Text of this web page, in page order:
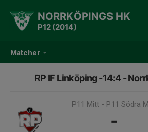
Matcher
NORRKÖPINGS HK
P12 (2014)
RP IF Linköping -14:4 -
P11 Mitt - P11 Södra
-